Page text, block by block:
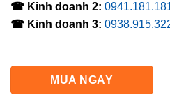
☎ Kinh doanh 2:
☎ Kinh doanh 3:
MUA NGAY